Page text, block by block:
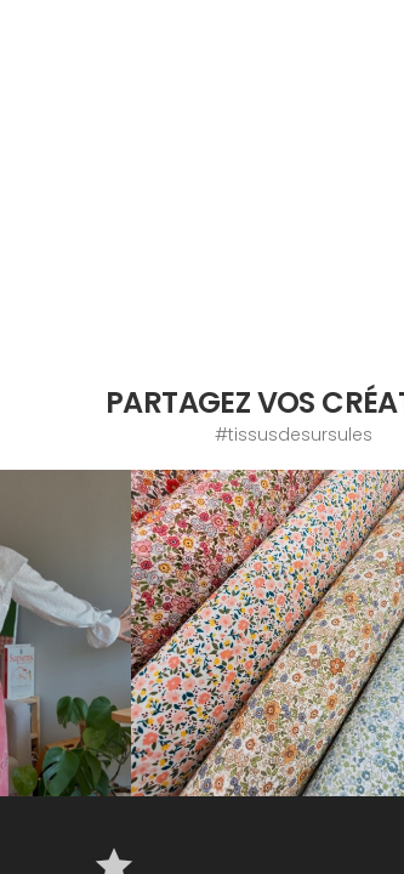
PARTAGEZ VOS
#tissusdesursules